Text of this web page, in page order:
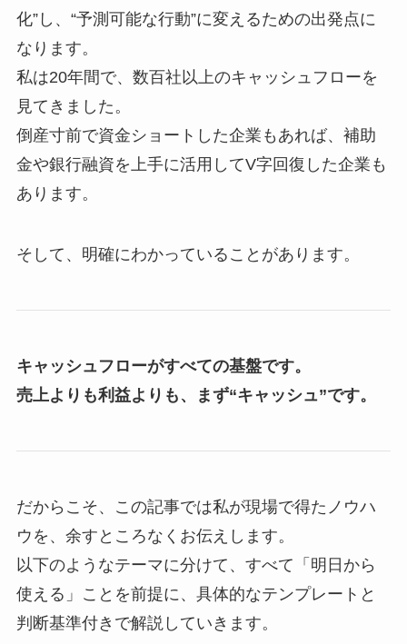
化”し、“予測可能な行動”に変えるための出発点に
なります。
私は20年間で、数百社以上のキャッシュフローを
見てきました。
倒産寸前で資金ショートした企業もあれば、補助
金や銀行融資を上手に活用してV字回復した企業も
あります。
そして、明確にわかっていることがあります。
キャッシュフローがすべての基盤です。
売上よりも利益よりも、まず“キャッシュ”です。
だからこそ、この記事では私が現場で得たノウハ
ウを、余すところなくお伝えします。
以下のようなテーマに分けて、すべて「明日から
使える」ことを前提に、具体的なテンプレートと
判断基準付きで解説していきます。